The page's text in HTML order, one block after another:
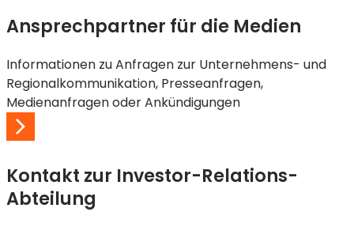
Ansprechpartner für die Medien
Informationen zu Anfragen zur Unternehmens- und
Regionalkommunikation, Presseanfragen,
Medienanfragen oder Ankündigungen
Kontakt zur Investor-Relations-
Abteilung